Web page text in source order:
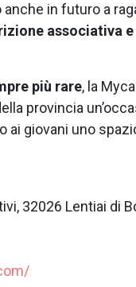
in futuro a
associativa
più rare, la
provincia
ai giovani uno
32026 Lentiai di